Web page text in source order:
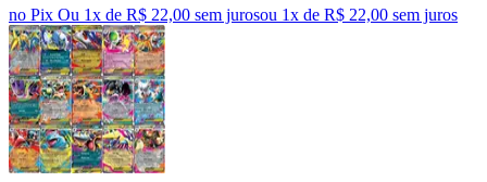
no Pix Ou 1x de R$ 22,00 sem jurosou 1x de R$ 22,00 sem juros